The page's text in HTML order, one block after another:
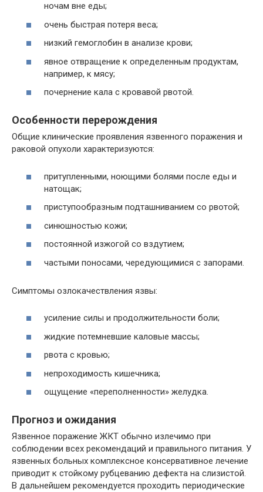
ночам вне еды;
очень быстрая потеря веса;
низкий гемоглобин в анализе крови;
явное отвращение к определенным продуктам,
например, к мясу;
почернение кала с кровавой рвотой.
Особенности перерождения
Общие клинические проявления язвенного поражения и
раковой опухоли характеризуются:
притупленными, ноющими болями после еды и
натощак;
приступообразным подташниванием со рвотой;
синюшностью кожи;
постоянной изжогой со вздутием;
частыми поносами, чередующимися с запорами.
Симптомы озлокачествления язвы:
усиление силы и продолжительности боли;
жидкие потемневшие каловые массы;
рвота с кровью;
непроходимость кишечника;
ощущение «переполненности» желудка.
Прогноз и ожидания
Язвенное поражение ЖКТ обычно излечимо при
соблюдении всех рекомендаций и правильного питания. У
язвенных больных комплексное консервативное лечение
приводит к стойкому рубцеванию дефекта на слизистой.
В дальнейшем рекомендуется проходить периодические